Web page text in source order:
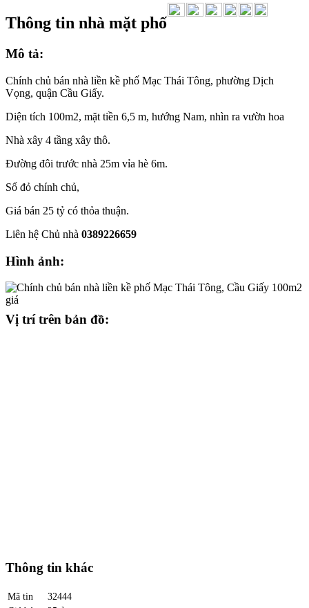
Thông tin nhà mặt phố
Mô tả:
Chính chủ bán nhà liền kề phố Mạc Thái Tông, phường Dịch
Vọng, quận Cầu Giấy.
Diện tích 100m2, mặt tiền 6,5 m, hướng Nam, nhìn ra vườn hoa
Nhà xây 4 tầng xây thô.
Đường đôi trước nhà 25m vỉa hè 6m.
Sổ đỏ chính chủ,
Giá bán 25 tỷ có thỏa thuận.
Liên hệ Chủ nhà 0389226659
Hình ảnh:
Vị trí trên bản đồ:
Thông tin khác
Mã tin
32444